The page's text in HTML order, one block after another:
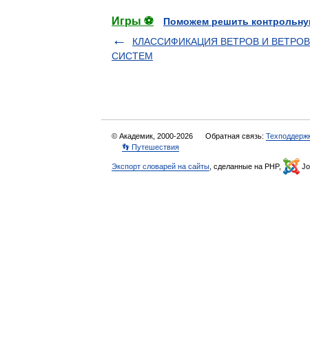
Игры ⚽
Поможем решить
КЛАССИФИКАЦИЯ ВЕТРОВ И
СИСТЕМ
© Академик, 2000-2026 Обратная связь:
👣 Путешествия
Экспорт словарей на сайты , сделанные на PHP,